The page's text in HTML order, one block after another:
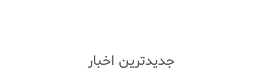
جدیدترین اخبار